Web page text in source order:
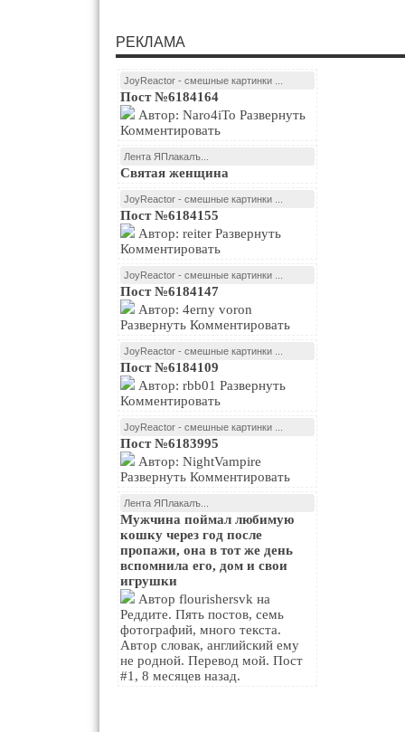
РЕКЛАМА
JoyReactor - смешные картинки ...
Пост №6184164
Комментировать
Лента ЯПлакалъ...
Святая женщина
JoyReactor - смешные картинки ...
Пост №6184155
Комментировать
JoyReactor - смешные картинки ...
Пост №6184147
Развернуть Комментировать
JoyReactor - смешные картинки ...
Пост №6184109
Комментировать
JoyReactor - смешные картинки ...
Пост №6183995
Развернуть Комментировать
Лента ЯПлакалъ...
Мужчина поймал любимую
кошку через год после
пропажи, она в тот же день
вспомнила его, дом и свои
игрушки
Реддите. Пять постов, семь
фотографий, много текста.
Автор словак, английский ему
не родной. Перевод мой. Пост
#1, 8 месяцев назад.